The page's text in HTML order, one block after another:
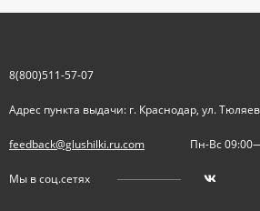
8(800)511-57-07
Адрес пункта выдачи: г. Краснодар, ул.
feedback@glushilki.ru.com Пн-Вс
Мы в соц.сетях